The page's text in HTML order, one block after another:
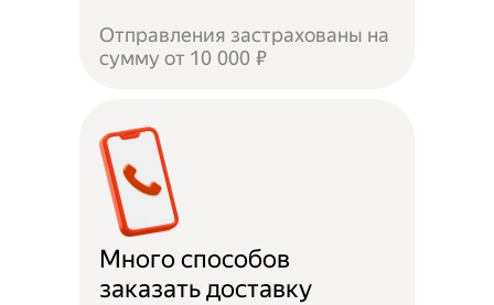
Отправления застрахованы на
сумму от 10 000 ₽
Много способов
заказать доставку